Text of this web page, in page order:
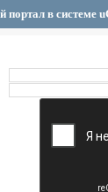
портал в